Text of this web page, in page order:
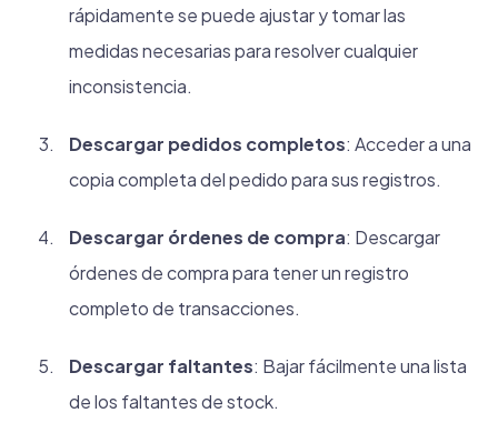
rápidamente se puede ajustar y tomar las
medidas necesarias para resolver cualquier
inconsistencia.
Descargar pedidos completos: Acceder a una
copia completa del pedido para sus registros.
Descargar órdenes de compra: Descargar
órdenes de compra para tener un registro
completo de transacciones.
Descargar faltantes: Bajar fácilmente una lista
de los faltantes de stock.